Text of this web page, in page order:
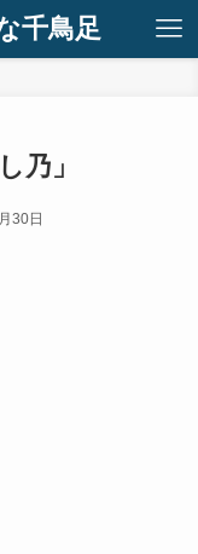
千鳥足
乃」
30日